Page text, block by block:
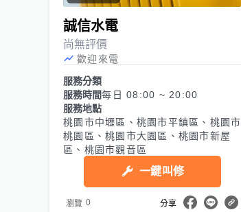
誠信水電
尚無評價
歡迎來電
服務分類
服務時間每日 08:00 ~ 20:00
服務地點
桃園市中壢區、桃園市平鎮區、桃園市
桃園區、桃園市大園區、桃園市新屋
區、桃園市觀音區
一鍵叫修
瀏覽 0 分享